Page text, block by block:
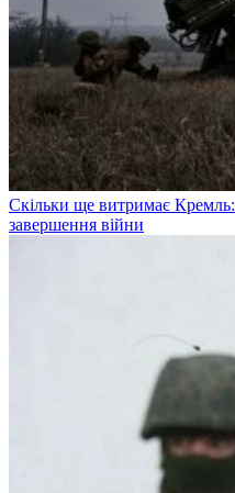
Скільки ще витримає Кремль:
завершення війни